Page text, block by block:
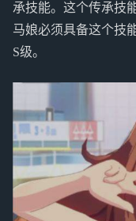
承技能。这个传承技
马娘必须具备这个技
S级。